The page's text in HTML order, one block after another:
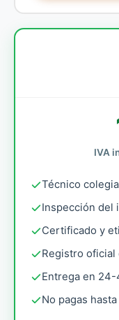
IVA
Técnico
Inspección del
Certificado y
Registro oficial
Entrega en 24-
No pagas